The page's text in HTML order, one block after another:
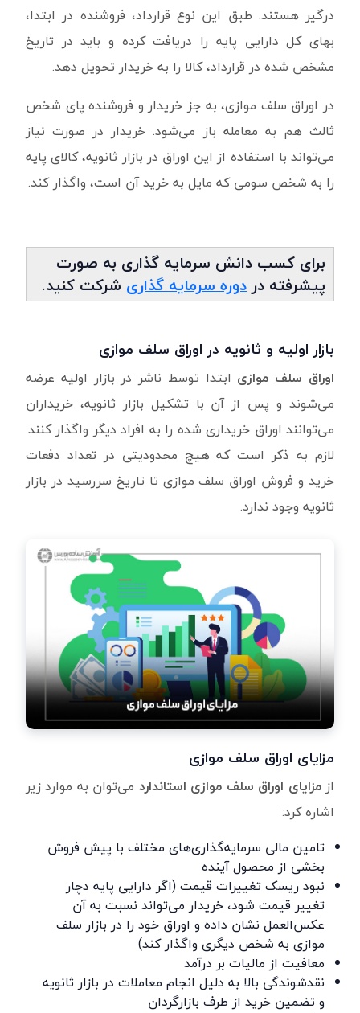
درگیر هستند. طبق این نوع قرارداد، فروشنده در ابتدا،
بهای کل دارایی پایه را دریافت کرده و باید در تاریخ
مشخص شده در قرارداد، کالا را به خریدار تحویل دهد.
در اوراق سلف موازی، به جز خریدار و فروشنده پای شخص
ثالث هم به معامله باز می‌شود. خریدار در صورت نیاز
می‌تواند با استفاده از این اوراق در بازار ثانویه، کالای پایه
را به شخص سومی که مایل به خرید آن است، واگذار کند.
برای کسب دانش سرمایه گذاری به صورت
پیشرفته دردوره سرمایه گذاری شرکت کنید.
بازار اولیه و ثانویه در اوراق سلف موازی
اوراق سلف موازی ابتدا توسط ناشر در بازار اولیه عرضه
می‌شوند و پس از آن با تشکیل بازار ثانویه، خریداران
می‌توانند اوراق خریداری شده را به افراد دیگر واگذار کنند.
لازم به ذکر است که هیچ محدودیتی در تعداد دفعات
خرید و فروش اوراق سلف موازی تا تاریخ سررسید در بازار
ثانویه وجود ندارد.
مزایای اوراق سلف موازی
ازمزایای اوراق سلف موازی استاندارد می‌توان به موارد زیر
اشاره کرد:
تامین مالی سرمایه‌گذاری‌های مختلف با پیش فروش
بخشی از محصول آینده
نبود ریسک تغییرات قیمت (اگر دارایی پایه دچار
تغییر قیمت شود، خریدار می‌تواند نسبت به آن
عکس‌العمل نشان داده و اوراق خود را در بازار سلف
موازی به شخص دیگری واگذار کند)
معافیت از مالیات بر درآمد
نقدشوندگی بالا به دلیل انجام معاملات در بازار ثانویه
و تضمین خرید از طرف بازارگردان